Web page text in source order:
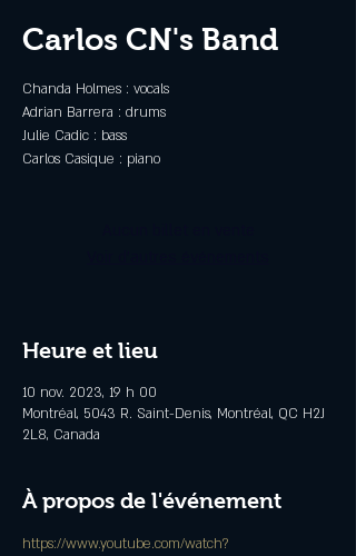
Carlos CN's Band
Chanda Holmes : vocals
Adrian Barrera : drums
Julie Cadic : bass
Carlos Casique : piano
Heure et lieu
10 nov. 2023, 19 h 00
Montréal, 5043 R. Saint-Denis, Montréal, QC H2J
2L8, Canada
À propos de l'événement
https://www.youtube.com/watch?